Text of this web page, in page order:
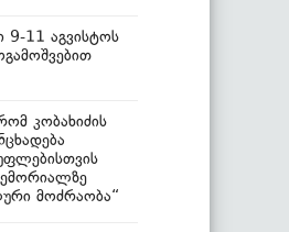
9-11 აგვისტოს
კობახიძის
მოძრაობა“